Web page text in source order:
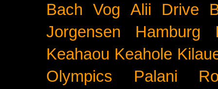
Bach Vog Alii Drive
Jorgensen
Hamburg
Keahaou Keahole
Olympics
Palani